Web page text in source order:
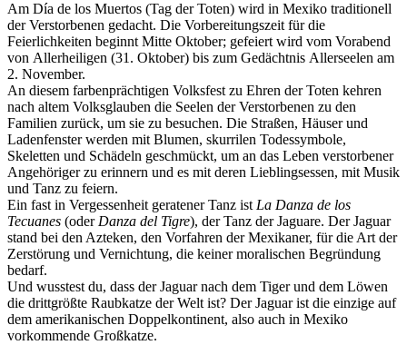
Am Día de los Muertos (Tag der Toten) wird in Mexiko traditionell
der Verstorbenen gedacht. Die Vorbereitungszeit für die
Feierlichkeiten beginnt Mitte Oktober; gefeiert wird vom Vorabend
von Allerheiligen (31. Oktober) bis zum Gedächtnis Allerseelen am
2. November.
An diesem farbenprächtigen Volksfest zu Ehren der Toten kehren
nach altem Volksglauben die Seelen der Verstorbenen zu den
Familien zurück, um sie zu besuchen. Die Straßen, Häuser und
Ladenfenster werden mit Blumen, skurrilen Todessymbole,
Skeletten und Schädeln geschmückt, um an das Leben verstorbener
Angehöriger zu erinnern und es mit deren Lieblingsessen, mit Musik
und Tanz zu feiern.
Ein fast in Vergessenheit geratener Tanz ist La Danza de los
Tecuanes (oder Danza del Tigre), der Tanz der Jaguare. Der Jaguar
stand bei den Azteken, den Vorfahren der Mexikaner, für die Art der
Zerstörung und Vernichtung, die keiner moralischen Begründung
bedarf.
Und wusstest du, dass der Jaguar nach dem Tiger und dem Löwen
die drittgrößte Raubkatze der Welt ist? Der Jaguar ist die einzige auf
dem amerikanischen Doppelkontinent, also auch in Mexiko
vorkommende Großkatze.